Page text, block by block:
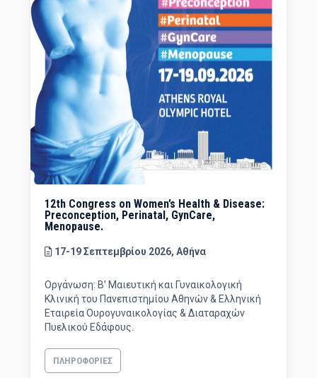
12th Congress on Women’s Health & Disease:
Preconception, Perinatal, GynCare,
Menopause.
17-19 Σεπτεμβρίου 2026, Αθήνα
Οργάνωση: Β’ Μαιευτική και Γυναικολογική
Κλινική του Πανεπιστημίου Αθηνών & Ελληνική
Εταιρεία Ουρογυναικολογίας & Διαταραχών
Πυελικού Εδάφους.
ΠΛΗΡΟΦΟΡΊΕΣ